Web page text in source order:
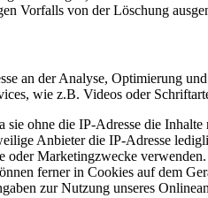
Vorfalls von der Löschung
an der Analyse, Optimierung
wie z.B. Videos oder
ohne die IP-Adresse die
Anbieter die IP-Adresse
oder Marketingzwecke
ferner in Cookies auf dem
zur Nutzung unseres